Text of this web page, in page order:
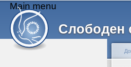
Слободен
Main menu